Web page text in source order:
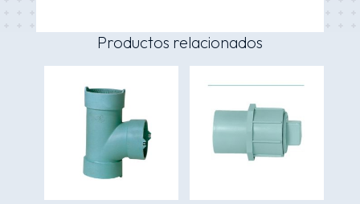
Productos relacionados